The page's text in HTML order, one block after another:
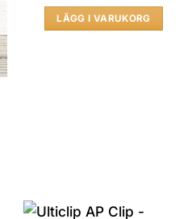
LÄGG I VARUKORG